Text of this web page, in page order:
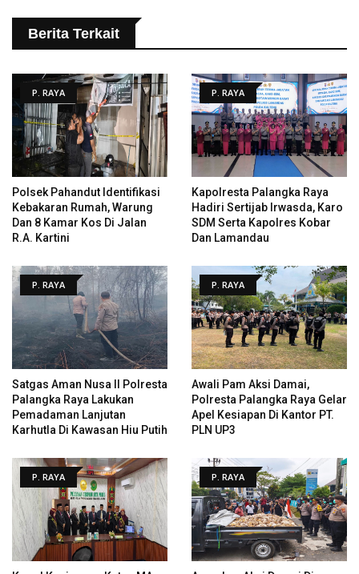
Berita Terkait
P. RAYA
Polsek Pahandut Identifikasi
Kebakaran Rumah, Warung
Dan 8 Kamar Kos Di Jalan
R.A. Kartini
P. RAYA
Kapolresta Palangka Raya
Hadiri Sertijab Irwasda, Karo
SDM Serta Kapolres Kobar
Dan Lamandau
P. RAYA
Satgas Aman Nusa II Polresta
Palangka Raya Lakukan
Pemadaman Lanjutan
Karhutla Di Kawasan Hiu Putih
P. RAYA
Awali Pam Aksi Damai,
Polresta Palangka Raya Gelar
Apel Kesiapan Di Kantor PT.
PLN UP3
P. RAYA P. RAYA